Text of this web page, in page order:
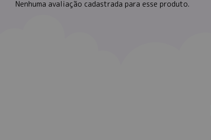
Nenhuma avaliação cadastrada para esse produto.